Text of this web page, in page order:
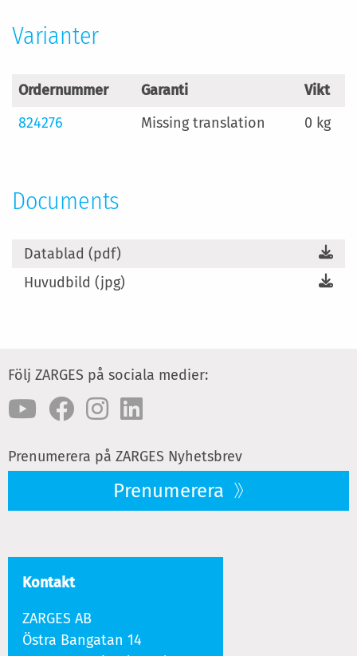
Varianter
Ordernummer Garanti
Vikt
824276
Missing translation 0 kg
Documents
Datablad (pdf)
Huvudbild (jpg)
Följ ZARGES på sociala medier:
Prenumerera på ZARGES Nyhetsbrev
Prenumerera
Kontakt
ZARGES AB
Östra Bangatan 14